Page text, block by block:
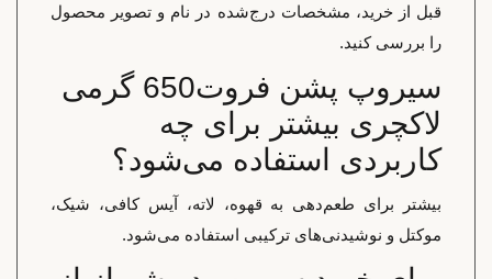
قبل از خرید، مشخصات درج‌شده در نام و تصویر محصول
را بررسی کنید.
سیروپ پشن فروت650 گرمی
لاکچری بیشتر برای چه
کاربردی استفاده می‌شود؟
بیشتر برای طعم‌دهی به قهوه، لاته، آیس کافی، شیک،
موکتل و نوشیدنی‌های ترکیبی استفاده می‌شود.